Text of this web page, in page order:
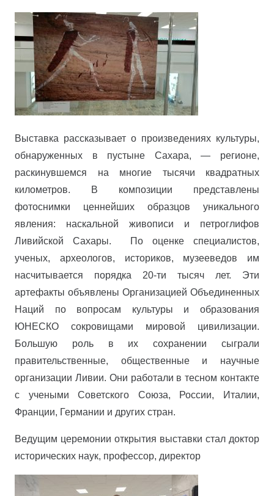
Выставка рассказывает о произведениях культуры,
обнаруженных в пустыне Сахара, — регионе,
раскинувшемся на многие тысячи квадратных
километров. В композиции представлены
фотоснимки ценнейших образцов уникального
явления: наскальной живописи и петроглифов
Ливийской Сахары. По оценке специалистов,
ученых, археологов, историков, музееведов им
насчитывается порядка 20-ти тысяч лет. Эти
артефакты объявлены Организацией Объединенных
Наций по вопросам культуры и образования
ЮНЕСКО сокровищами мировой цивилизации.
Большую роль в их сохранении сыграли
правительственные, общественные и научные
организации Ливии. Они работали в тесном контакте
с учеными Советского Союза, России, Италии,
Франции, Германии и других стран.
Ведущим церемонии открытия выставки стал доктор
исторических наук, профессор, директор